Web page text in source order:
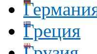
Греция